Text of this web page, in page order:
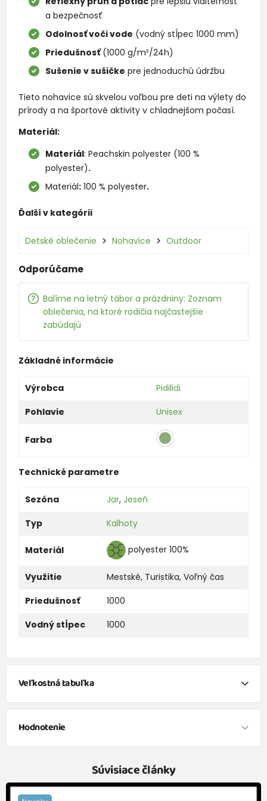
a bezpečnosť
Odolnosť voči vode (vodný stĺpec 1000 mm)
Priedušnosť(1000 g/m²/24h)
Sušenie v sušičke pre jednoduchú údržbu
Tieto nohavice sú skvelou voľbou pre deti na výlety do
prírody a na športové aktivity v chladnejšom počasí.
Materiál:
Materiál: Peachskin polyester (100 %
polyester).
Materiál: 100 % polyester.
Ďalší v kategórii
Detské oblečenie Nohavice Outdoor
Odporúčame
Balíme na letný tábor a prázdniny: Zoznam
oblečenia, na ktoré rodičia najčastejšie
zabúdajú
Základné informácie
Výrobca
Pidilidi
Pohlavie
Unisex
Farba
Technické parametre
Sezóna Jar, Jeseň
Typ
Kalhoty
Materiál polyester 100%
Využitie Mestské, Turistika, Voľný čas
Priedušnosť
1000
Vodný stĺpec
1000
Veľkostná tabuľka
Strany 1/2 35 36 37 38 39 40 41 42
Hodnotenie
Súvisiace články